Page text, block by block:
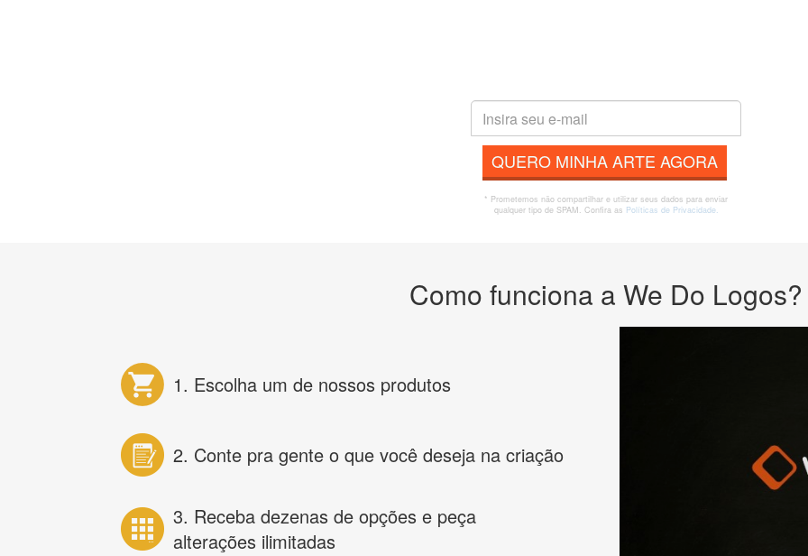
QUERO MINHA ARTE AGORA
* Prometemos não compartilhar e utilizar seus dados para enviar
qualquer tipo de SPAM. Confira as Políticas de Privacidade.
Como funciona a We Do Logos?
1. Escolha um de nossos produtos
2. Conte pra gente o que você deseja na criação
3. Receba dezenas de opções e peça
alterações ilimitadas